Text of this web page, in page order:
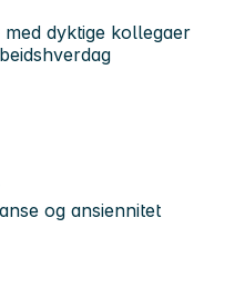
dyktige kollegaer
og ansiennitet